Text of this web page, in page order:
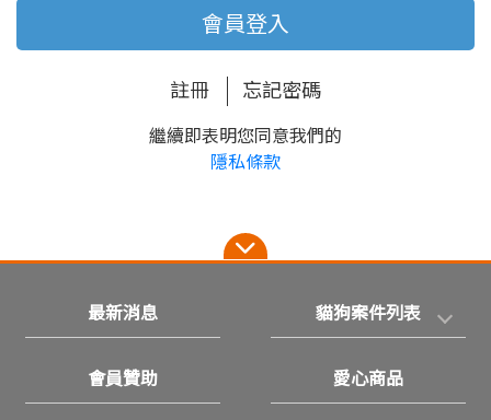
會員登入
註冊 忘記密碼
繼續即表明您同意我們的
隱私條款
最新消息 貓狗案件列表
會員贊助 愛心商品